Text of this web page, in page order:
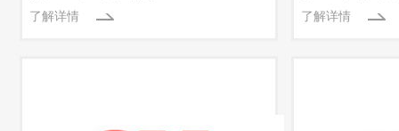
了解详情
了解详情